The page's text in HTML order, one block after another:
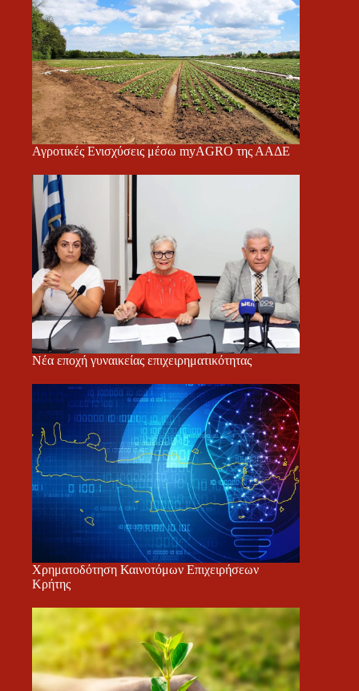
Αγροτικές Ενισχύσεις μέσω myAGRO της ΑΑΔΕ
Νέα εποχή γυναικείας επιχειρηματικότητας
Χρηματοδότηση Καινοτόμων Επιχειρήσεων
Κρήτης